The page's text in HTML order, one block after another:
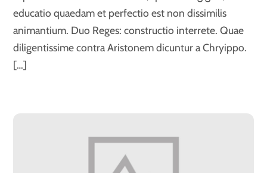
educatio quaedam et perfectio est non dissimilis
animantium. Duo Reges: constructio interrete. Quae
diligentissime contra Aristonem dicuntur a Chryippo.
[…]